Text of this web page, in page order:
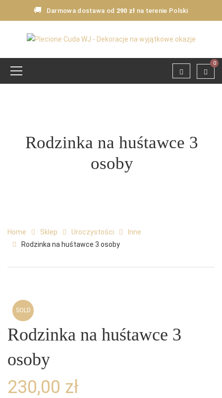
🚚 Darmowa dostawa od 290 zł na terenie Polski
0
Rodzinka na huśtawce 3
osoby
Home Sklep Uroczystości
Inne
Rodzinka na huśtawce 3 osoby
SOLD
Rodzinka na huśtawce 3
osoby
230,00 zł